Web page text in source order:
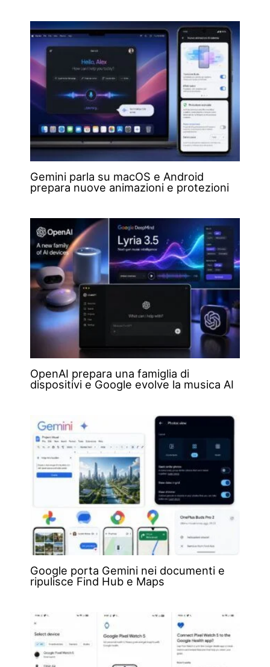
Gemini parla su macOS e Android
prepara nuove animazioni e protezioni
OpenAI prepara una famiglia di
dispositivi e Google evolve la musica AI
Google porta Gemini nei documenti e
ripulisce Find Hub e Maps